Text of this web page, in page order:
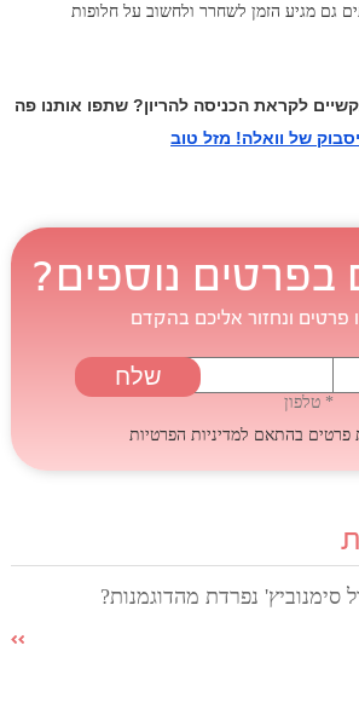
גם מגיע הזמן לשחרר ולחשוב על חלופות
לקראת הכניסה להריון? שתפו אותנו פה
של וואלה! מזל טוב
בפרטים נוספים?
פרטים ונחזור אליכם בהקדם
* טלפון
פרטים בהתאם למדיניות הפרטיות
סימנוביץ' נפרדת מהדוגמנות?